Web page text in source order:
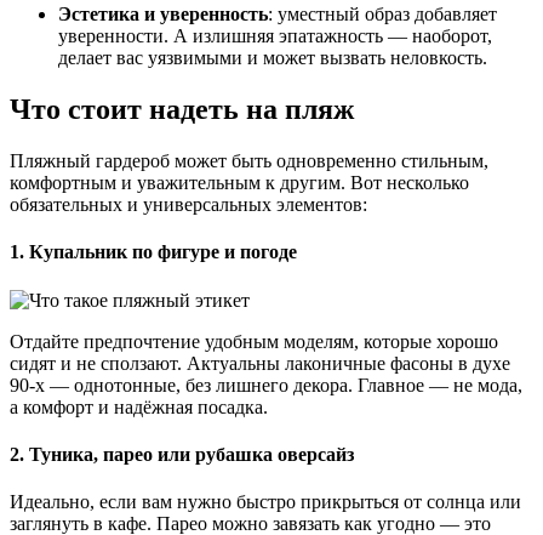
Эстетика и уверенность: уместный образ добавляет
уверенности. А излишняя эпатажность — наоборот,
делает вас уязвимыми и может вызвать неловкость.
Что стоит надеть на пляж
Пляжный гардероб может быть одновременно стильным,
комфортным и уважительным к другим. Вот несколько
обязательных и универсальных элементов:
1. Купальник по фигуре и погоде
Отдайте предпочтение удобным моделям, которые хорошо
сидят и не сползают. Актуальны лаконичные фасоны в духе
90-х — однотонные, без лишнего декора. Главное — не мода,
а комфорт и надёжная посадка.
2. Туника, парео или рубашка оверсайз
Идеально, если вам нужно быстро прикрыться от солнца или
заглянуть в кафе. Парео можно завязать как угодно — это